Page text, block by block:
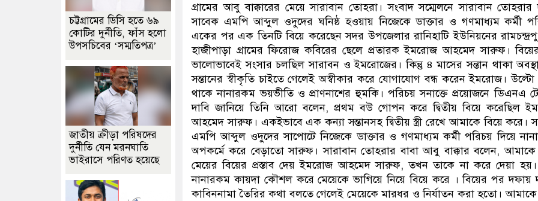
গ্রামের আবু বাক্কারের মেয়ে সারাবান তোহরা। সংবাদ সম্মেলনে সারাবান তোহরার
সাবেক এমপি আব্দুল ওদুদের ঘনিষ্ঠ হওয়ায় নিজেকে ডাক্তার ও গণমাধ্যম কর্মী
একের পর এক তিনটি বিয়ে করেছেন সদর উপজেলার রানিহাটি ইউনিয়নের
হাজীপাড়া গ্রামের ফিরোজ কবিরের ছেলে প্রতারক ইমরোজ আহমেদ সারুফ।
ভালোভাবেই সংসার চলছিল সারাবন ও ইমরোজের। কিন্তু ৪ মাসের সন্তান থাকা অবস্থায়
সন্তানের স্বীকৃতি চাইতে গেলেই অস্বীকার করে যোগাযোগ বন্ধ করেন ইমরোজ। উল্টো
থাকে নানারকম ভয়ভীতি ও প্রাণনাশের হুমকি। পরিচয় সনাক্তে প্রয়োজনে ডিএনএ
দাবি জানিয়ে তিনি আরো বলেন, প্রথম বউ গোপন করে দ্বিতীয় বিয়ে করেছিল
আহমেদ সারুফ। একইভাবে এক কন্যা সন্তানসহ দ্বিতীয় স্ত্রী রেখে আমাকে বিয়ে করে।
এমপি আব্দুল ওদুদের সাপোটে নিজেকে ডাক্তার ও গণমাধ্যম কর্মী পরিচয় দিয়ে
অপকর্মে করে বেড়াতো সারুফ। সারাবান তোহরার বাবা আবু বাক্কার বলেন,
মেয়ের বিয়ের প্রস্তাব দেয় ইমরোজ আহমেদ সারুফ, তখন তাকে না করে দেয়া হয়।
নানারকম কায়দা কৌশল করে মেয়েকে ভাগিয়ে নিয়ে বিয়ে করে । বিয়ের পর দফায়
কাবিননামা তৈরির কথা বলতে গেলেই মেয়েকে মারধর ও নির্যাতন করা হতো।
চট্টগ্রামের ডিসি হতে ৬৯
কোটির দুর্নীতি, ফাঁস হলো
উপসচিবের ‘সম্মতিপত্র’
জাতীয় ক্রীড়া পরিষদের
দুর্নীতি যেন মরনঘাতি
ভাইরাসে পরিণত হয়েছে